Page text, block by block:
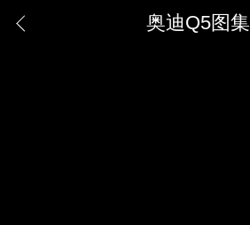
奥迪Q5图集